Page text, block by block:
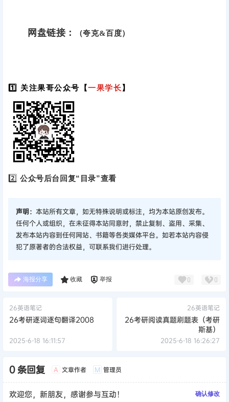
网盘链接： （夸克&百度）
1️⃣ 关注果哥公众号【一果学长】
2️⃣公众号后台回复“目录”查看
声明： 本站所有文章，如无特殊说明或标注，均为本站原创发布。
任何个人或组织，在未征得本站同意时，禁止复制、盗用、采集、
发布本站内容到任何网站、书籍等各类媒体平台。如若本站内容侵
犯了原著者的合法权益，可联系我们进行处理。
海报分享 收藏 举报 0 0
26英语笔记
26考研逐词逐句翻译2008
2025-6-18 16:11:57
26英语笔记
26考研阅读真题刷题表（考研
斯基）
2025-6-18 16:26:27
0 条回复 A 文章作者 M 管理员
欢迎您，新朋友，感谢参与互动！ 确认修改